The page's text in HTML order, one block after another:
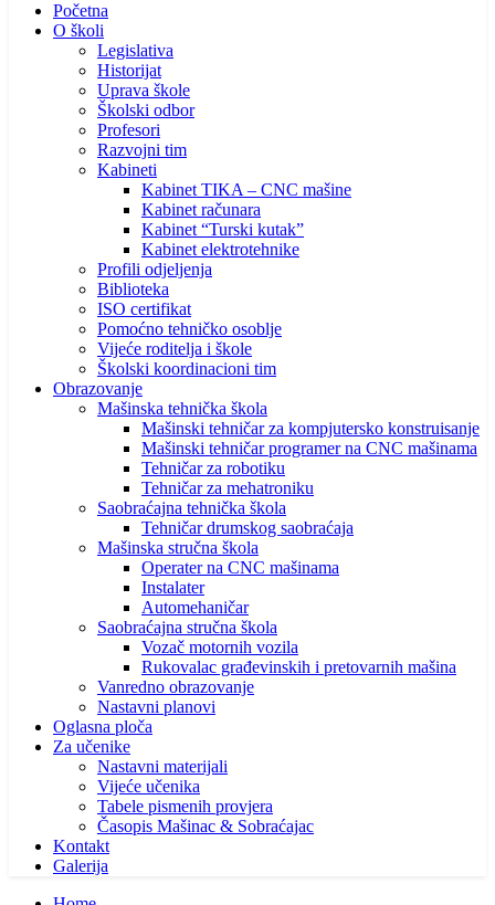
Početna
O školi
Legislativa
Historijat
Uprava škole
Školski odbor
Profesori
Razvojni tim
Kabineti
Kabinet TIKA – CNC mašine
Kabinet računara
Kabinet “Turski kutak”
Kabinet elektrotehnike
Profili odjeljenja
Biblioteka
ISO certifikat
Pomoćno tehničko osoblje
Vijeće roditelja i škole
Školski koordinacioni tim
Obrazovanje
Mašinska tehnička škola
Mašinski tehničar za kompjutersko konstruisanje
Mašinski tehničar programer na CNC mašinama
Tehničar za robotiku
Tehničar za mehatroniku
Saobraćajna tehnička škola
Tehničar drumskog saobraćaja
Mašinska stručna škola
Operater na CNC mašinama
Instalater
Automehaničar
Saobraćajna stručna škola
Vozač motornih vozila
Rukovalac građevinskih i pretovarnih mašina
Vanredno obrazovanje
Nastavni planovi
Oglasna ploča
Za učenike
Nastavni materijali
Vijeće učenika
Tabele pismenih provjera
Časopis Mašinac & Sobraćajac
Kontakt
Galerija